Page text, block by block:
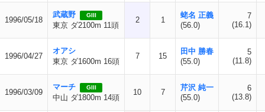
1996/05/18
武蔵野 GIII
東京 ダ2100m 11頭
2 1
蛯名 正義
(56.0)
7
(16.1)
1996/04/27
オアシ
東京 ダ1600m 16頭
7 15
田中 勝春
(55.0)
5
(11.8)
1996/03/09
マーチ GIII
中山 ダ1800m 14頭
10 7
芹沢 純一
(55.0)
6
(13.8)